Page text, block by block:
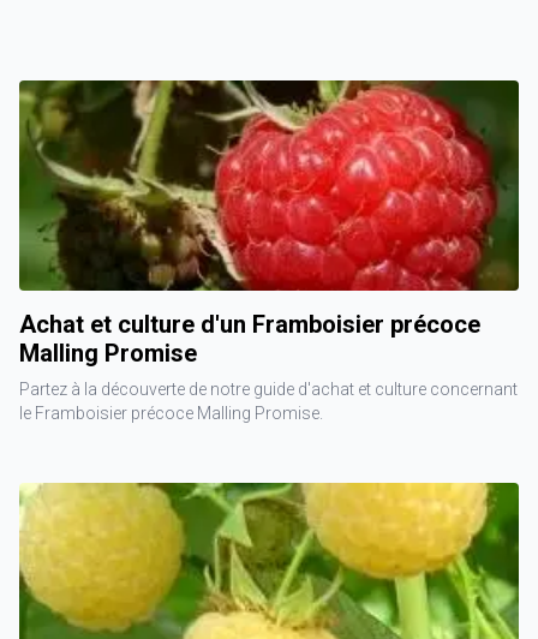
Achat et culture d'un Framboisier précoce
Malling Promise
Partez à la découverte de notre guide d'achat et culture concernant
le Framboisier précoce Malling Promise.